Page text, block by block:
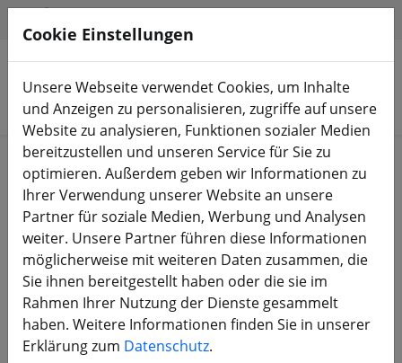
Produkte suchen
Start Zubehör Werkzeug
Emax Motor Removal Tool für FPV
Drohnen Multifunktionale
Haltezange
Cookie Einstellungen
Unsere Webseite verwendet Cookies, um Inhalte
und Anzeigen zu personalisieren, zugriffe auf unsere
Website zu analysieren, Funktionen sozialer Medien
bereitzustellen und unseren Service für Sie zu
optimieren. Außerdem geben wir Informationen zu
Ihrer Verwendung unserer Website an unsere
Partner für soziale Medien, Werbung und Analysen
weiter. Unsere Partner führen diese Informationen
möglicherweise mit weiteren Daten zusammen, die
Sie ihnen bereitgestellt haben oder die sie im
Rahmen Ihrer Nutzung der Dienste gesammelt
haben. Weitere Informationen finden Sie in unserer
Erklärung zum Datenschutz.